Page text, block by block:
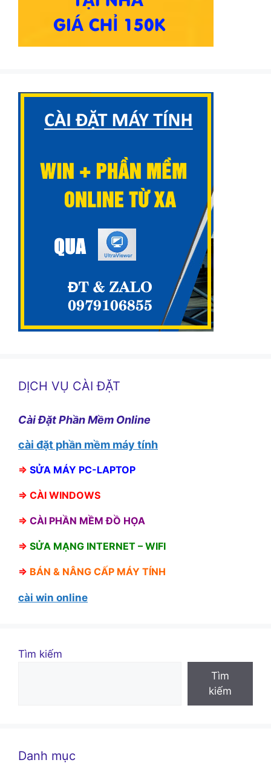
DỊCH VỤ CÀI ĐẶT
Cài Đặt Phần Mềm Online
cài đặt phần mềm máy tính
⇒ SỬA MÁY PC-LAPTOP
⇒ CÀI WINDOWS
⇒ CÀI PHẦN MỀM ĐỒ HỌA
⇒ SỬA MẠNG INTERNET – WIFI
⇒ BÁN & NÂNG CẤP MÁY TÍNH
cài win online
Tìm kiếm
Tìm
kiếm
Danh mục